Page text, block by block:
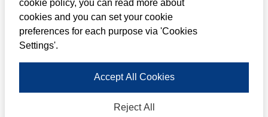
Deloitte heeft een zeer zorgvuldig onderzoek
uitgevoerd naar het strategische en
operationele management van een groot
aantal bedrijven in Nederland. Hiervoor
heeft Deloitte een speciale Best Managed
cookie policy, you can read more about
cookies and you can set your cookie
preferences for each purpose via 'Cookies
Settings'.
Reject All
Accept All Cookies